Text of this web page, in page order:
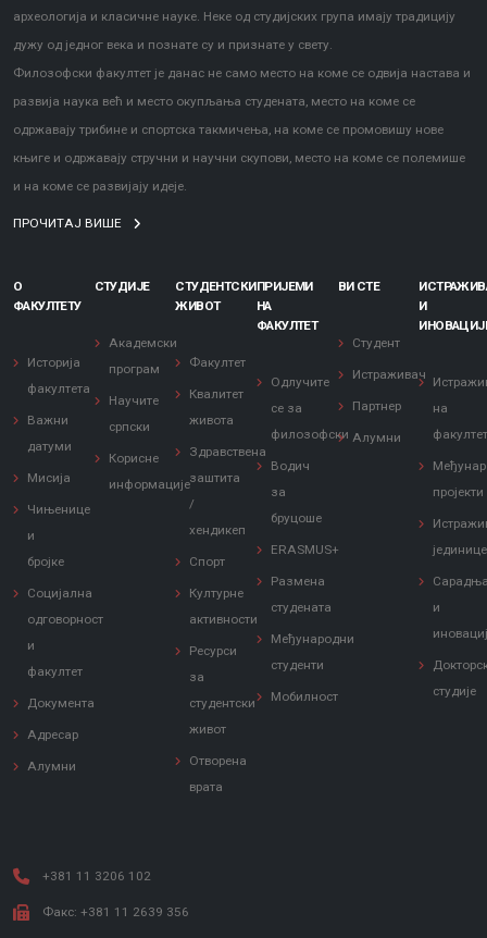
археологија и класичне науке. Неке од студијских група имају традицију
дужу од једног века и познате су и признате у свету.
Филозофски факултет је данас не само место на коме се одвија настава и
развија наука већ и место окупљања студената, место на коме се
одржавају трибине и спортска такмичења, на коме се промовишу нове
књиге и одржавају стручни и научни скупови, место на коме се полемише
и на коме се развијају идеје.
ПРОЧИТАЈ ВИШЕ
О
ФАКУЛТЕТУ
Историја
факултета
Важни
датуми
Мисија
Чињенице
и
бројке
Социјална
одговорност
и
факултет
Документа
Адресар
Алумни
СТУДИЈЕ
Академски
програм
Научите
српски
Корисне
информације
СТУДЕНТСКИ
ЖИВОТ
Факултет
Квалитет
живота
Здравствена
заштита
/
хендикеп
Спорт
Културне
активности
Ресурси
за
студентски
живот
Отворена
врата
ПРИЈЕМИ
НА
ФАКУЛТЕТ
Одлучите
се за
филозофски
Водич
за
бруцоше
ERASMUS+
Размена
студената
Међународни
студенти
Мобилност
ВИ СТЕ
Студент
Истраживач
Партнер
Алумни
И
на
пројекти
јединице
и
студије
+381 11 3206 102
Факс: +381 11 2639 356